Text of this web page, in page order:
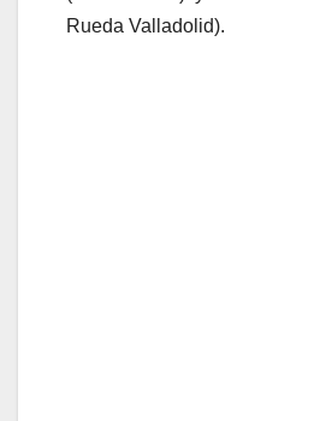
Rueda Valladolid).